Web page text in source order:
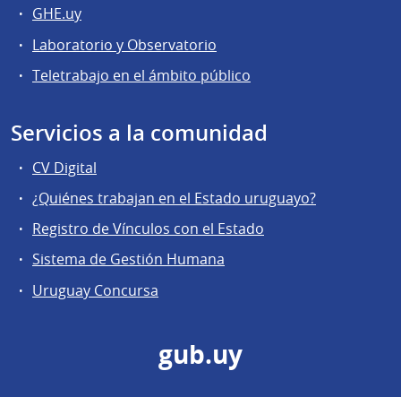
GHE.uy
Laboratorio y Observatorio
Teletrabajo en el ámbito público
Servicios a la comunidad
CV Digital
¿Quiénes trabajan en el Estado uruguayo?
Registro de Vínculos con el Estado
Sistema de Gestión Humana
Uruguay Concursa
gub.uy